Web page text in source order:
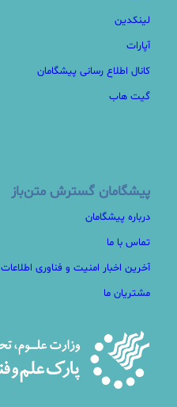
لینکدین
آپارات
کانال اطلاع رسانی پیشگامان
گیت هاب
پیشگامان گسترش متن‌باز
درباره پیشگامان
تماس با ما
آخرین اخبار امنیت و فناوری اطلاعات
مشتریان ما